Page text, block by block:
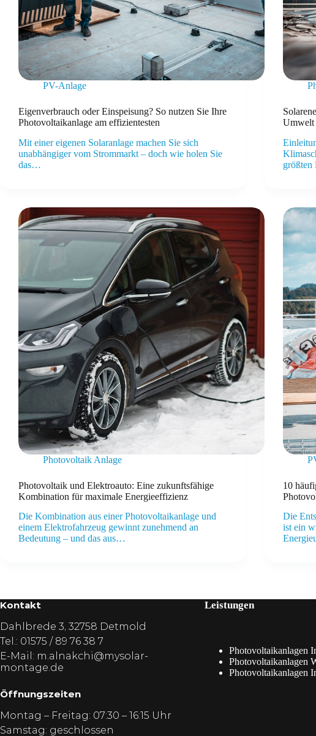
PV-Anlage
Eigenverbrauch oder Einspeisung? So nutzen Sie Ihre
Photovoltaikanlage am effizientesten
Mit einer eigenen Solaranlage machen Sie sich
unabhängiger vom Strommarkt – doch wie holen Sie
das…
Umwelt
größten
Photovoltaik Anlage
Photovoltaik und Elektroauto: Eine zukunftsfähige
Kombination für maximale Energieeffizienz
Die Kombination aus einer Photovoltaikanlage und
einem Elektrofahrzeug gewinnt zunehmend an
Bedeutung – und das aus…
10
Die
ist ein
Kontakt
Dahlbrede 3, 32758 Detmold
Tel.: 01575 / 89 76 38 7
E-Mail: m.alnakchi@mysolar-
montage.de
Öffnungszeiten
Montag – Freitag: 07:30 – 16:15 Uhr
Samstag: geschlossen
Leistungen
Photovoltaikanlagen
Photovoltaikanlagen
Photovoltaikanlagen